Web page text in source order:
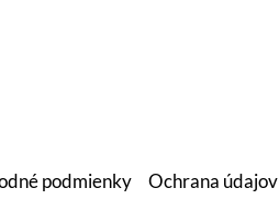
podmienky Ochrana údajov